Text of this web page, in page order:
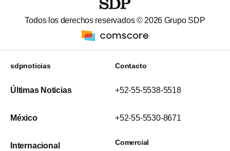
Todos los derechos reservados ©2026 Grupo SDP
sdpnoticias
Últimas Noticias
México
Internacional
Contacto
+52-55-5538-5518
+52-55-5530-8671
Comercial